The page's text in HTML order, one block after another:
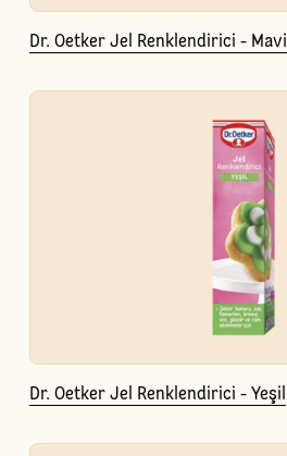
Dr. Oetker Jel Renklendirici - Mavi
Dr. Oetker Jel Renklendirici - Yeşil